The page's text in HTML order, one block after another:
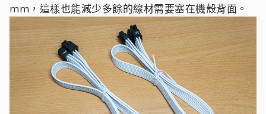
mm，這樣也能減少多餘的線材需要塞在機殼背面。